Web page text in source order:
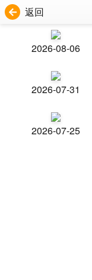
返回
2026-08-06
2026-07-31
2026-07-25